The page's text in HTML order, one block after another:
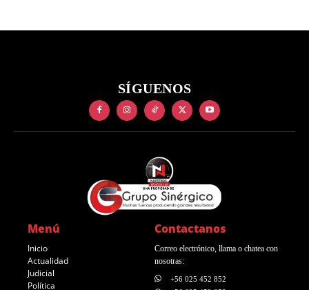
SÍGUENOS
Menú
Inicio
Actualidad
Judicial
Política
Contactanos
Correo electrónico, llama o chatea con
nosotras:
+56 025 452 852